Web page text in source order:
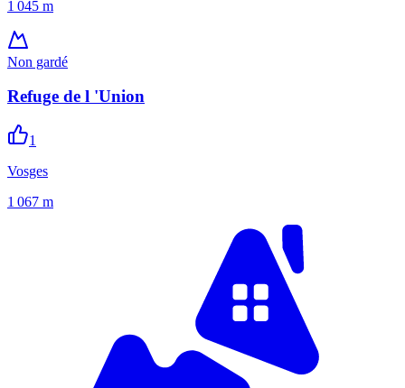
1 045 m
Non gardé
Refuge de l 'Union
1
Vosges
1 067 m